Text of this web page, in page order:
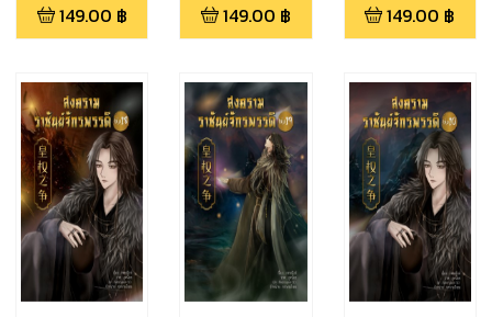
149.00 ฿ 149.00 ฿ 149.00 ฿